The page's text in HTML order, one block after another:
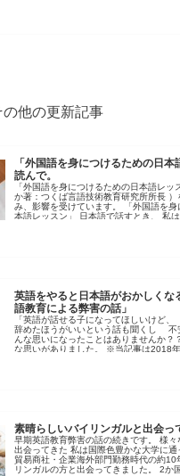
他の更新記事
「外国語を身につけるための日
読んで。
「外国語を身につけるための日本語レッ
か著：つくば言語技術教育研究所所長 ）
み、影響を受けています。 「外国語を身
本語レッスン」 日本語で話すとき、 私
英語をやると日本語がおかしくな
語教育による弊害の話」
「英語が話せる子になってほしいけど
辞めたほうがいいという話も聞くし 不
んな思いになったことはありませんか？
な思いがありました。 ※当記事は2018
素晴らしいバイリンガルと出会っ
早期英語教育弊害の話の続きです。 様々
出会ってきた 私は国際色豊かな大学に通
貿易商社・企業海外部門勤務時代の約10
リンガルの方と出会ってきました。 2か